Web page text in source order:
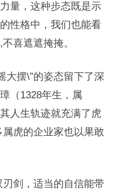
量，这种步态既是示
性格中，我们也能看
喜遮遮掩掩。
大摆\”的姿态留下了深
（1328年生，属
人生轨迹就充满了虎
虎的企业家也以果敢
刃剑，适当的自信能带